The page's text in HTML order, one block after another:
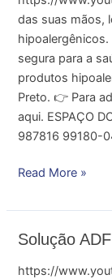
das suas mãos,
segura para a
produtos
Preto. 👉 Para
aqui. ESPAÇO
987816 99180-
de
limpeza
Read More »
Solução
https://
Solução